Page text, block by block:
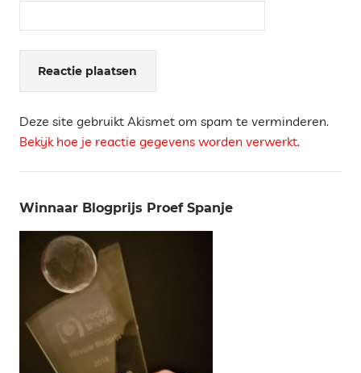
Deze site gebruikt Akismet om spam te verminderen.
Bekijk hoe je reactie gegevens worden verwerkt.
Winnaar Blogprijs Proef Spanje